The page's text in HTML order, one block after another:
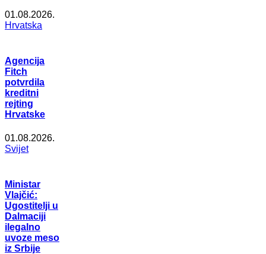
01.08.2026.
Hrvatska
Agencija
Fitch
potvrdila
kreditni
rejting
Hrvatske
01.08.2026.
Svijet
Ministar
Vlajčić:
Ugostitelji u
Dalmaciji
ilegalno
uvoze meso
iz Srbije